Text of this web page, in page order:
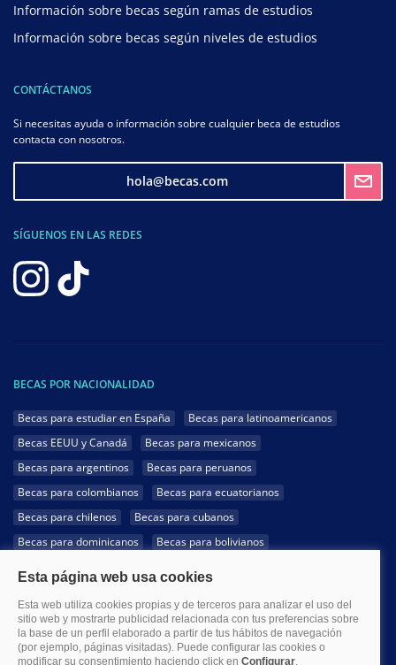
Información sobre becas según ramas de estudios
Información sobre becas según niveles de estudios
CONTÁCTANOS
Si necesitas ayuda o información sobre cualquier beca de estudios
contacta con nosotros.
hola@becas.com
SÍGUENOS EN LAS REDES
BECAS POR NACIONALIDAD
Becas para estudiar en España
Becas para latinoamericanos
Becas EEUU y Canadá
Becas para mexicanos
Becas para argentinos
Becas para peruanos
Becas para colombianos
Becas para ecuatorianos
Becas para chilenos
Becas para cubanos
Becas para dominicanos
Becas para bolivianos
Becas para hondureños
Becas para paraguayos
Becas para uruguayos
Becas para salvadoreños